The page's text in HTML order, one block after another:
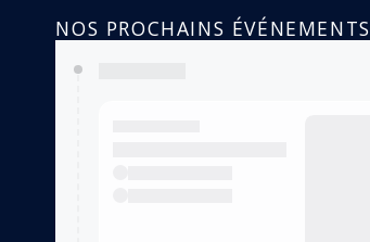
NOS PROCHAINS ÉVÉNEMENTS